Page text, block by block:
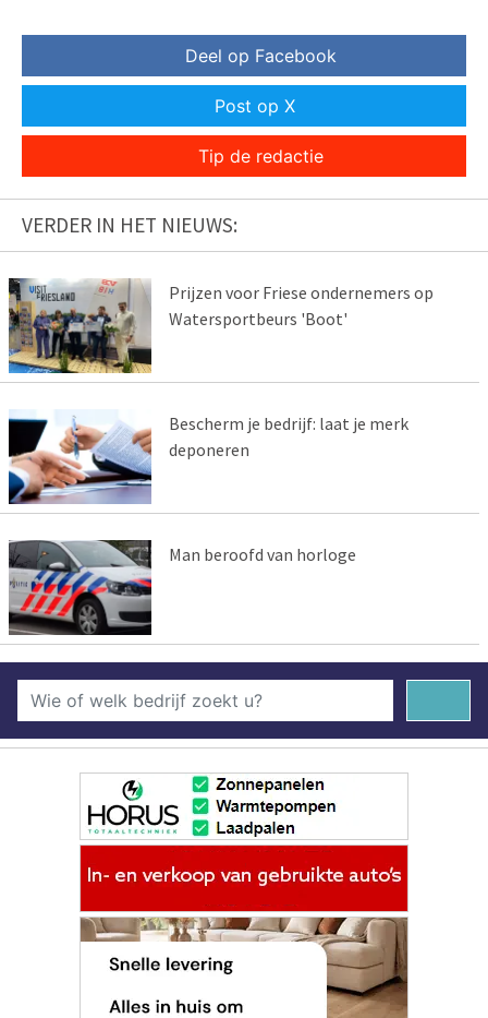
Deel op Facebook
Post op X
Tip de redactie
VERDER IN HET NIEUWS:
Prijzen voor Friese ondernemers op
Watersportbeurs 'Boot'
Bescherm je bedrijf: laat je merk
deponeren
Man beroofd van horloge